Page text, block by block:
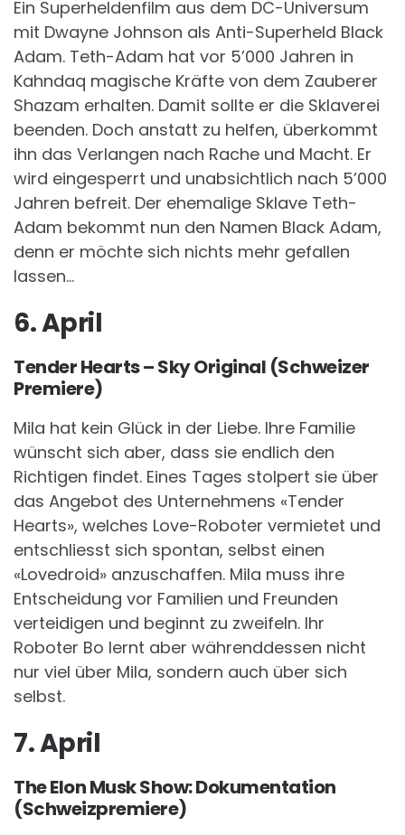
Ein Superheldenfilm aus dem DC-Universum
mit Dwayne Johnson als Anti-Superheld Black
Adam. Teth-Adam hat vor 5’000 Jahren in
Kahndaq magische Kräfte von dem Zauberer
Shazam erhalten. Damit sollte er die Sklaverei
beenden. Doch anstatt zu helfen, überkommt
ihn das Verlangen nach Rache und Macht. Er
wird eingesperrt und unabsichtlich nach 5’000
Jahren befreit. Der ehemalige Sklave Teth-
Adam bekommt nun den Namen Black Adam,
denn er möchte sich nichts mehr gefallen
lassen…
6. April
Tender Hearts – Sky Original (Schweizer
Premiere)
Mila hat kein Glück in der Liebe. Ihre Familie
wünscht sich aber, dass sie endlich den
Richtigen findet. Eines Tages stolpert sie über
das Angebot des Unternehmens «Tender
Hearts», welches Love-Roboter vermietet und
entschliesst sich spontan, selbst einen
«Lovedroid» anzuschaffen. Mila muss ihre
Entscheidung vor Familien und Freunden
verteidigen und beginnt zu zweifeln. Ihr
Roboter Bo lernt aber währenddessen nicht
nur viel über Mila, sondern auch über sich
selbst.
7. April
The Elon Musk Show: Dokumentation
(Schweizpremiere)